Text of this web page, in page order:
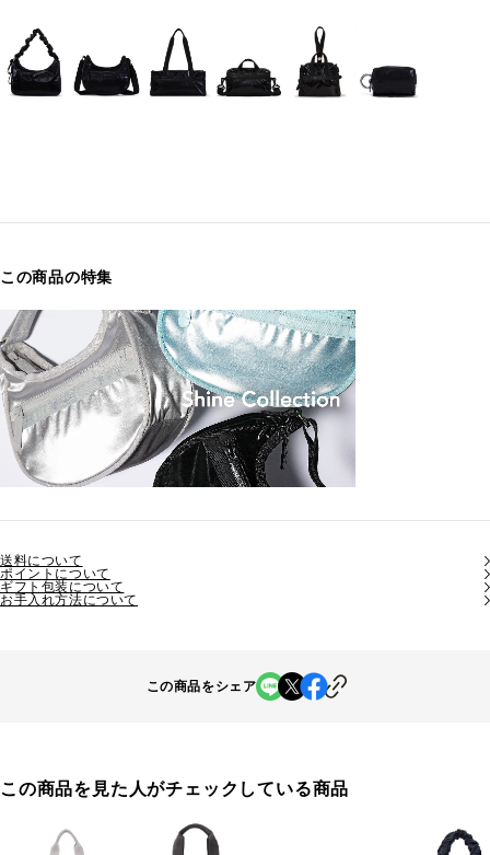
この商品の特集
送料について
ポイントについて
ギフト包装について
お手入れ方法について
この商品をシェア
この商品を見た人がチェックしている商品